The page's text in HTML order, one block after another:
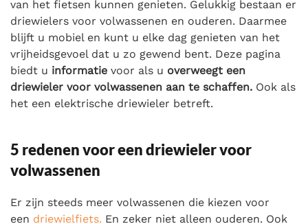
van het fietsen kunnen genieten. Gelukkig bestaan er
driewielers voor volwassenen en ouderen. Daarmee
blijft u mobiel en kunt u elke dag genieten van het
vrijheidsgevoel dat u zo gewend bent. Deze pagina
biedt u informatie voor als u overweegt een
driewieler voor volwassenen aan te schaffen. Ook als
het een elektrische driewieler betreft.
5 redenen voor een driewieler voor
volwassenen
Er zijn steeds meer volwassenen die kiezen voor
een driewielfiets. En zeker niet alleen ouderen. Ook